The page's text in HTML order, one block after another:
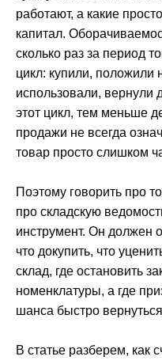
работают, а какие
капитал.
сколько раз за период
цикл: купили, положили
использовали, вернули
этот цикл, тем меньше
продажи не всегда
товар просто слишком
Поэтому говорить про
про складскую
инструмент. Он должен
что докупить, что
склад, где остановить
номенклатуры, а где
шанса быстро
В статье разберем, как